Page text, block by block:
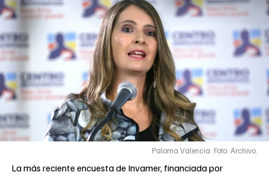
Paloma Valencia. Foto: Archivo.
La más reciente encuesta de Invamer, financiada por